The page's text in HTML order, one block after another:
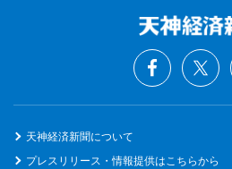
天神経済新聞について
プレスリリース・情報提供はこちらから